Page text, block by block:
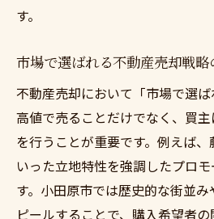
す。
市場で選ばれる不動産売却戦略
不動産売却において「市場で選
高値で売ることだけでなく、買
を行うことが重要です。例えば
いった立地特性を強調したプロ
す。小田原市では歴史的な街並
ピールすることで、購入希望者